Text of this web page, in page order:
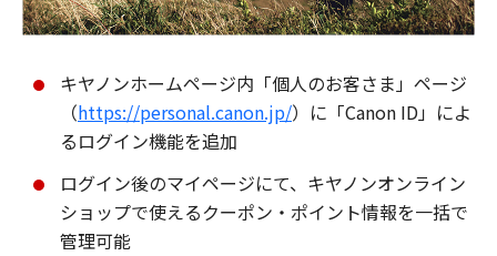
キヤノンホームページ内「個人のお客さま」ページ
（https://personal.canon.jp/）に「Canon ID」によ
るログイン機能を追加
ログイン後のマイページにて、キヤノンオンライン
ショップで使えるクーポン・ポイント情報を一括で
管理可能